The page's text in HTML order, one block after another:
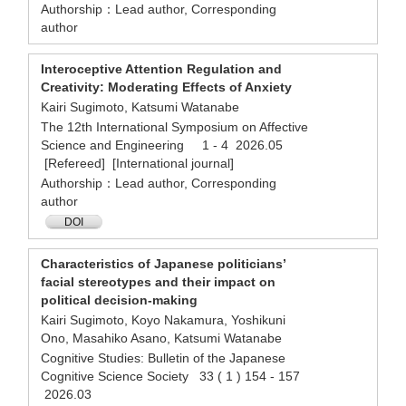
Authorship：Lead author, Corresponding
author
Interoceptive Attention Regulation and
Creativity: Moderating Effects of Anxiety
Kairi Sugimoto, Katsumi Watanabe
The 12th International Symposium on Affective
Science and Engineering 1 - 4 2026.05
[Refereed] [International journal]
Authorship：Lead author, Corresponding
author
DOI
Characteristics of Japanese politicians’
facial stereotypes and their impact on
political decision-making
Kairi Sugimoto, Koyo Nakamura, Yoshikuni
Ono, Masahiko Asano, Katsumi Watanabe
Cognitive Studies: Bulletin of the Japanese
Cognitive Science Society 33 ( 1 ) 154 - 157
2026.03